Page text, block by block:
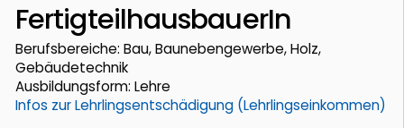
FertigteilhausbauerIn
Berufsbereiche: Bau, Baunebengewerbe, Holz,
Gebäudetechnik
Ausbildungsform: Lehre
Infos zur Lehrlingsentschädigung (Lehrlingseinkommen)